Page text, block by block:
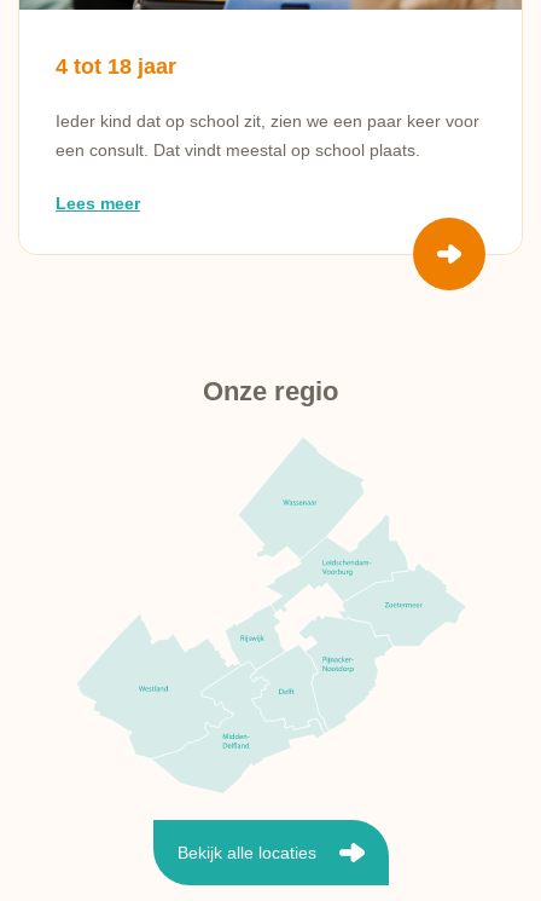
4 tot 18 jaar
Ieder kind dat op school zit, zien we een paar keer voor
een consult. Dat vindt meestal op school plaats.
Lees meer
Onze regio
Bekijk alle locaties